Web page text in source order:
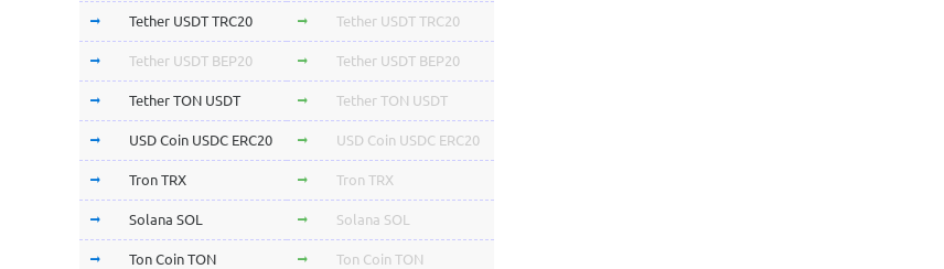
Tether USDT TRC20 Tether USDT TRC20
Tether USDT BEP20 Tether USDT BEP20
Tether TON USDT Tether TON USDT
USD Coin USDC ERC20 USD Coin USDC ERC20
Tron TRX Tron TRX
Solana SOL Solana SOL
Ton Coin TON Ton Coin TON